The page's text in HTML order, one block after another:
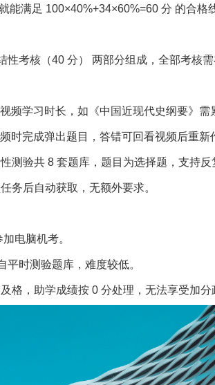
能满足 100×40%+34×60%=60 分 的合格
性考核（40 分） 两部分组成，全部考核
频学习时长，如《中国近现代史纲要》需
时完成弹出题目，答错可回看视频后重新
测验共 8 套题库，题目为选择题，支持反
务后自动获取，无额外要求。
电脑机考。
时测验题库，难度较低。
格，助学成绩按 0 分处理，无法享受加分